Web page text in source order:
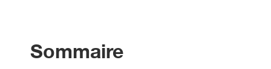
Sommaire